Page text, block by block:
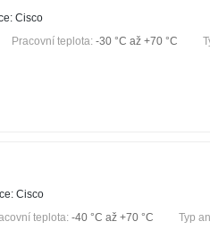
Cisco
Pracovní teplota: -30 °С až +70 °С
Cisco
teplota: -40 °С až +70 °С Typ